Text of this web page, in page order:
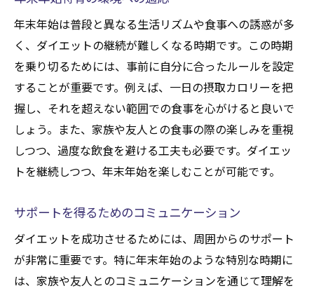
年末年始は普段と異なる生活リズムや食事への誘惑が多
く、ダイエットの継続が難しくなる時期です。この時期
を乗り切るためには、事前に自分に合ったルールを設定
することが重要です。例えば、一日の摂取カロリーを把
握し、それを超えない範囲での食事を心がけると良いで
しょう。また、家族や友人との食事の際の楽しみを重視
しつつ、過度な飲食を避ける工夫も必要です。ダイエッ
トを継続しつつ、年末年始を楽しむことが可能です。
サポートを得るためのコミュニケーション
ダイエットを成功させるためには、周囲からのサポート
が非常に重要です。特に年末年始のような特別な時期に
は、家族や友人とのコミュニケーションを通じて理解を